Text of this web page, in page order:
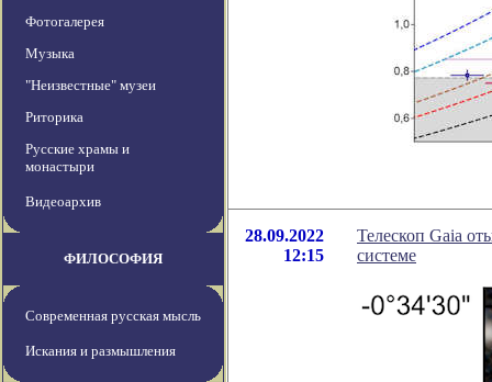
Фотогалерея
Музыка
"Неизвестные" музеи
Риторика
Русские храмы и
монастыри
Видеоархив
ФИЛОСОФИЯ
Современная русская мысль
Искания и размышления
28.09.2022
12:15
Телескоп Gaia
системе